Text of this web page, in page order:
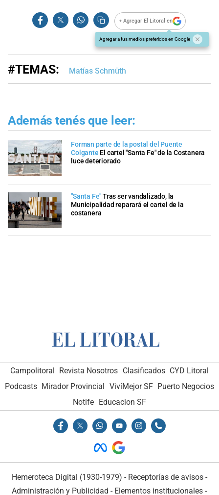
+ Agregar El Litoral en
Agregar a tus medios preferidos en Google
#TEMAS: Matías Schmüth
Además tenés que leer:
Forman parte de la postal del Puente
Colgante El cartel "Santa Fe" de la Costanera
luce deteriorado
"Santa Fe"Tras ser vandalizado, la
Municipalidad reparará el cartel de la
costanera
Campolitoral Revista Nosotros Clasificados CYD Litoral
Podcasts Mirador Provincial VivíMejor SF Puerto Negocios
Notife Educacion SF
Hemeroteca Digital (1930-1979) - Receptorías de avisos -
Administración y Publicidad - Elementos institucionales -